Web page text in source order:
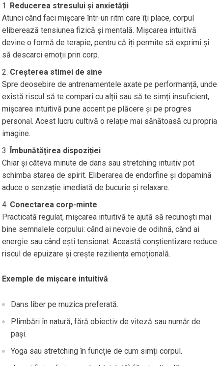
Reducerea stresului și anxietății
Atunci când faci mișcare într-un ritm care îți place, corpul
eliberează tensiunea fizică și mentală. Mișcarea intuitivă
devine o formă de terapie, pentru că îți permite să exprimi și
să descarci emoții prin corp.
Creșterea stimei de sine
Spre deosebire de antrenamentele axate pe performanță, unde
există riscul să te compari cu alții sau să te simți insuficient,
mișcarea intuitivă pune accent pe plăcere și pe progres
personal. Acest lucru cultivă o relație mai sănătoasă cu propria
imagine.
Îmbunătățirea dispoziției
Chiar și câteva minute de dans sau stretching intuitiv pot
schimba starea de spirit. Eliberarea de endorfine și dopamină
aduce o senzație imediată de bucurie și relaxare.
Conectarea corp-minte
Practicată regulat, mișcarea intuitivă te ajută să recunoști mai
bine semnalele corpului: când ai nevoie de odihnă, când ai
energie sau când ești tensionat. Această conștientizare reduce
riscul de epuizare și crește reziliența emoțională.
Exemple de mișcare intuitivă
Dans liber pe muzica preferată.
Plimbări în natură, fără obiectiv de viteză sau număr de
pași.
Yoga sau stretching în funcție de cum simți corpul.